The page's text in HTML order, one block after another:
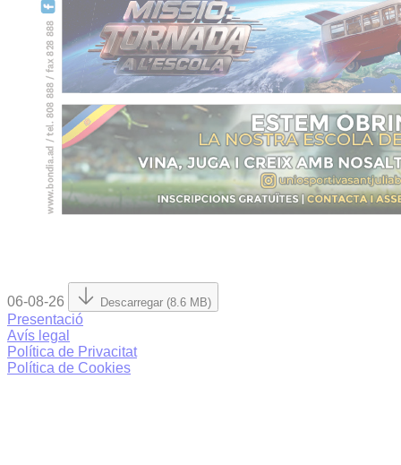
06-08-26 Descarregar (8.6 MB)
Presentació
Avís legal
Política de Privacitat
Política de Cookies